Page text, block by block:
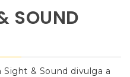
SOUND
Sight & Sound divulga a